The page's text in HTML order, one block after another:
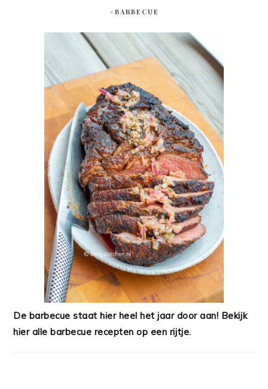
#BARBECUE
De barbecue staat hier heel het jaar door aan! Bekijk
hier alle barbecue recepten op een rijtje.